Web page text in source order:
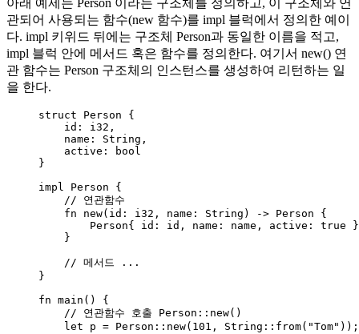
아래 예제는 Person 이라는 구조체를 정의하고, 이 구조체와 연
관되어 사용되는 함수(new 함수)를 impl 블럭에서 정의한 예이
다. impl 키위드 뒤에는 구조체 Person과 동일한 이름을 적고,
impl 블럭 안에 메서드 혹은 함수를 정의한다. 여기서 new() 연
관 함수는 Person 구조체의 인스턴스를 생성하여 리턴하는 일
을 한다.
struct Person {
id :
i32,
name :
String,
active :
bool
}
impl Person {
// 연관함수
fn
new( id : i32, name : String) -> Person {
Person{ id : id , name : name , active : true }
}
// 메서드 ...
}
fn main () {
// 연관함수 호출 Person::new()
let
p = Person :: new( 101 , String :: from( "Tom" ));